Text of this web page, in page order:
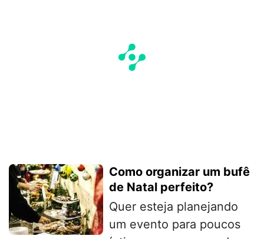
Como organizar um bufê
de Natal perfeito?
Quer esteja planejando
um evento para poucos